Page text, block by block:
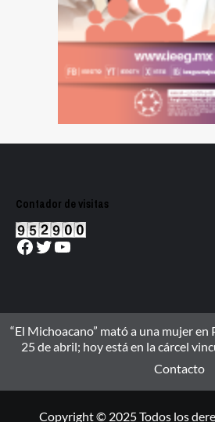
Contador de visitas
Facebook
Twitter
YouTube
“El Michoacano” mató a una mujer
25 de abril; hoy está en la cárcel
Contacto
Copyright © 2025 Todos los